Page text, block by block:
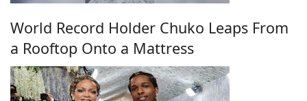
World Record Holder Chuko Leaps From
a Rooftop Onto a Mattress